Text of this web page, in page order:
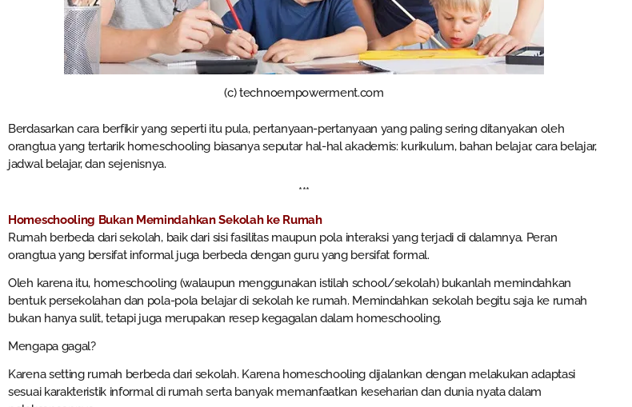
(c) technoempowerment.com
Berdasarkan cara berfikir yang seperti itu pula, pertanyaan-pertanyaan yang paling sering ditanyakan oleh
orangtua yang tertarik homeschooling biasanya seputar hal-hal akademis: kurikulum, bahan belajar, cara belajar,
jadwal belajar, dan sejenisnya.
***
Homeschooling Bukan Memindahkan Sekolah ke Rumah
Rumah berbeda dari sekolah, baik dari sisi fasilitas maupun pola interaksi yang terjadi di dalamnya. Peran
orangtua yang bersifat informal juga berbeda dengan guru yang bersifat formal.
Oleh karena itu, homeschooling (walaupun menggunakan istilah school/sekolah) bukanlah memindahkan
bentuk persekolahan dan pola-pola belajar di sekolah ke rumah. Memindahkan sekolah begitu saja ke rumah
bukan hanya sulit, tetapi juga merupakan resep kegagalan dalam homeschooling.
Mengapa gagal?
Karena setting rumah berbeda dari sekolah. Karena homeschooling dijalankan dengan melakukan adaptasi
sesuai karakteristik informal di rumah serta banyak memanfaatkan keseharian dan dunia nyata dalam